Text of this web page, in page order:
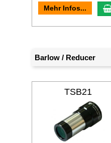
Mehr Infos...
Barlow / Reducer
TSB21